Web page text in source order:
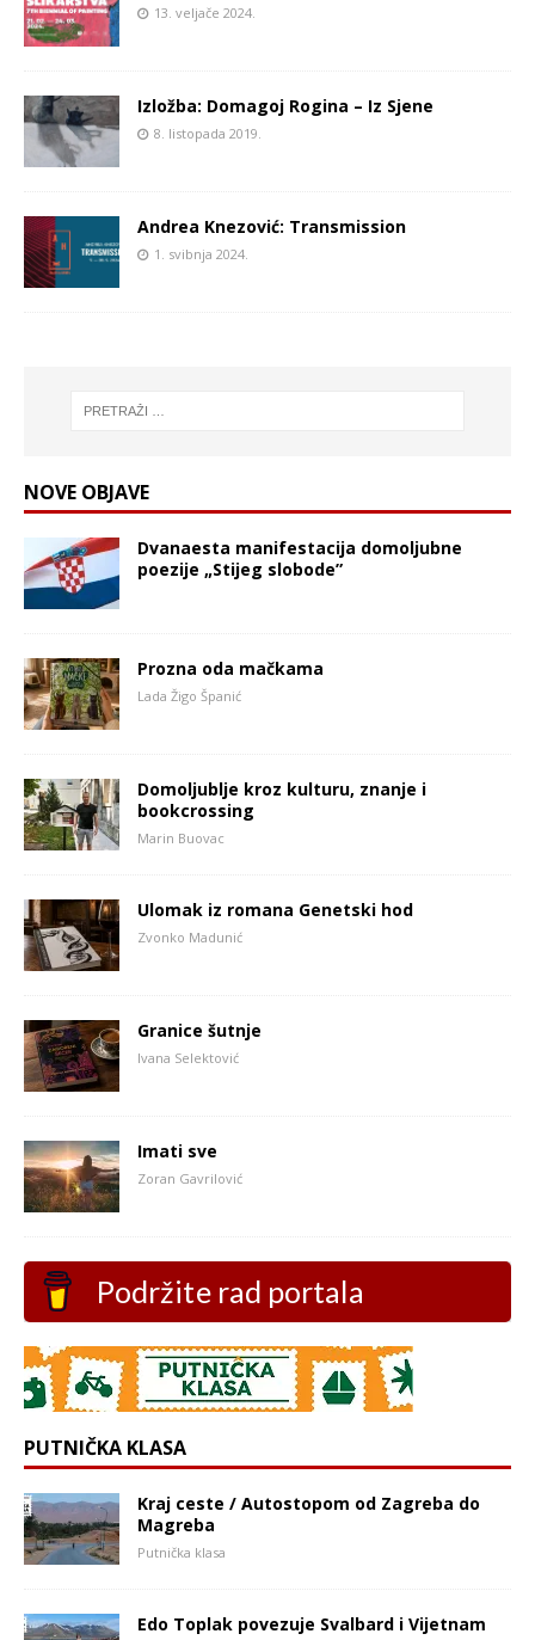
13. veljače 2024.
Izložba: Domagoj Rogina – Iz Sjene
8. listopada 2019.
Andrea Knezović: Transmission
1. svibnja 2024.
NOVE OBJAVE
Dvanaesta manifestacija domoljubne
poezije „Stijeg slobode”
Prozna oda mačkama
Lada Žigo Španić
Domoljublje kroz kulturu, znanje i
bookcrossing
Marin Buovac
Ulomak iz romana Genetski hod
Zvonko Madunić
Granice šutnje
Ivana Selektović
Imati sve
Zoran Gavrilović
Podržite rad portala
PUTNIČKA KLASA
Kraj ceste / Autostopom od Zagreba do
Magreba
Putnička klasa
Edo Toplak povezuje Svalbard i Vijetnam